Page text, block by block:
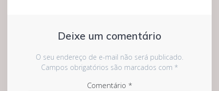
Deixe um comentário
O seu endereço de e-mail não será publicado.
Campos obrigatórios são marcados com *
Comentário *